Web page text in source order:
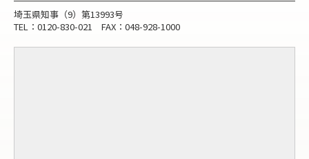
埼玉県知事（9）第13993号
TEL：0120-830-021 FAX：048-928-1000